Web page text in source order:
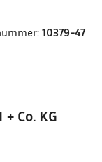
10379-47
Co. KG